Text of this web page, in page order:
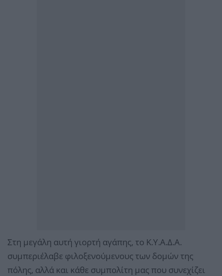
Στη μεγάλη αυτή γιορτή αγάπης, το Κ.Υ.Α.Δ.Α.
συμπεριέλαβε φιλοξενούμενους των δομών της
πόλης, αλλά και κάθε συμπολίτη μας που συνεχίζει